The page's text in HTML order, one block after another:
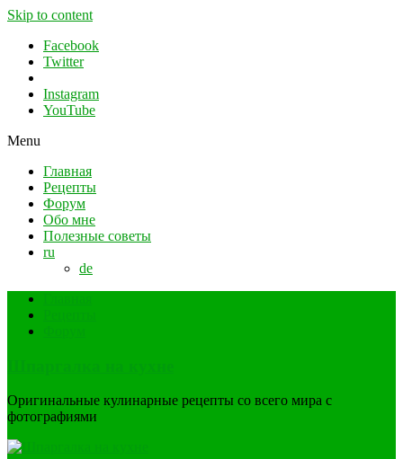
Skip to content
Facebook
Twitter
Instagram
YouTube
Menu
Главная
Рецепты
Форум
Обо мне
Полезные советы
ru
de
Оригинальные кулинарные рецепты со всего мира с
фотографиями